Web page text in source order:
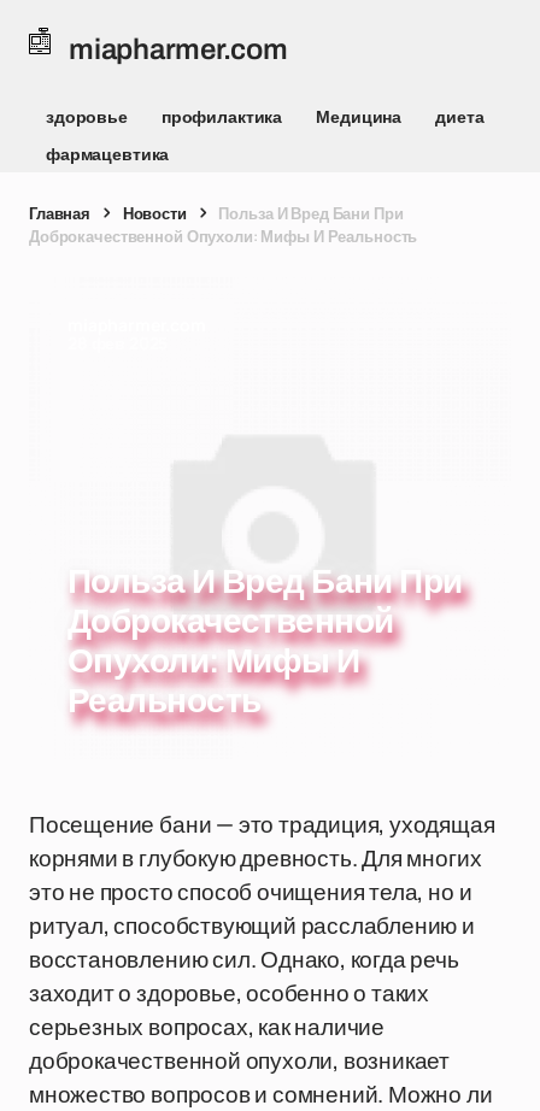
miapharmer.com
здоровье профилактика Медицина
диета
фармацевтика
Главная Новости
Польза И Вред Бани При
Доброкачественной Опухоли: Мифы И Реальность
Польза И Вред Бани При
Доброкачественной
Опухоли: Мифы И
Реальность
Посещение бани — это традиция, уходящая
корнями в глубокую древность. Для многих
это не просто способ очищения тела, но и
ритуал, способствующий расслаблению и
восстановлению сил. Однако, когда речь
заходит о здоровье, особенно о таких
серьезных вопросах, как наличие
доброкачественной опухоли, возникает
множество вопросов и сомнений. Можно ли